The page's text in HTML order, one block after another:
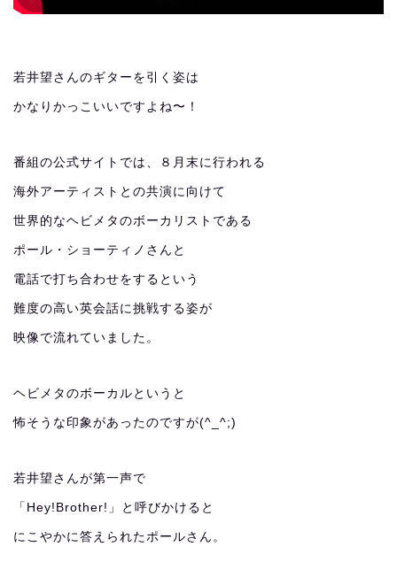
若井望さんのギターを引く姿は
かなりかっこいいですよね〜！
番組の公式サイトでは、８月末に行われる
海外アーティストとの共演に向けて
世界的なヘビメタのボーカリストである
ポール・ショーティノさんと
電話で打ち合わせをするという
難度の高い英会話に挑戦する姿が
映像で流れていました。
ヘビメタのボーカルというと
怖そうな印象があったのですが(^_^;)
若井望さんが第一声で
「Hey!Brother!」と呼びかけると
にこやかに答えられたポールさん。